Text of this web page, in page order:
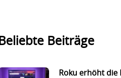
Beliebte Beiträge
Roku erhöht die